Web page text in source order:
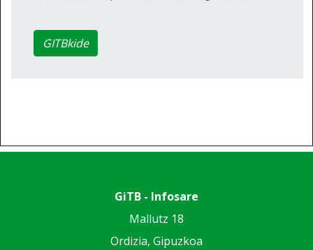
GITBkide
GiTB - Infosare
Mallutz 18
Ordizia, Gipuzkoa